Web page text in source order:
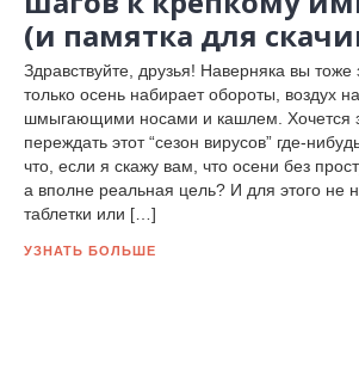
(и памятка для
Здравствуйте, друзья! Наверняка вы тоже
только осень набирает обороты, воздух
шмыгающими носами и кашлем. Хочется
переждать этот “сезон вирусов” где-
что, если я скажу вам, что осени без
а вполне реальная цель? И для этого не
таблетки или […]
УЗНАТЬ БОЛЬШЕ